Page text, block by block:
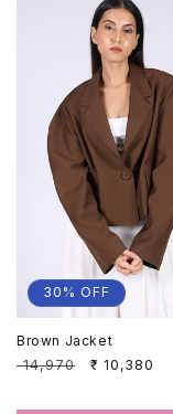
30% OFF
Brown Jacket
Precio
₹ 14,970
Precio
₹ 10,380